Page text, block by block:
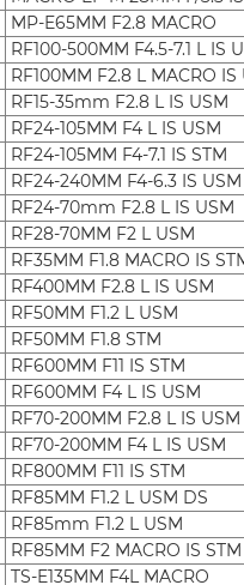
MP-E65MM F2.8 MACRO
RF100-500MM F4.5-7.1 L IS
RF100MM F2.8 L MACRO
RF15-35mm F2.8 L IS USM
RF24-105MM F4 L IS USM
RF24-105MM F4-7.1 IS STM
RF24-240MM F4-6.3 IS
RF24-70mm F2.8 L IS USM
RF28-70MM F2 L USM
RF35MM F1.8 MACRO IS
RF400MM F2.8 L IS USM
RF50MM F1.2 L USM
RF50MM F1.8 STM
RF600MM F11 IS STM
RF600MM F4 L IS USM
RF70-200MM F2.8 L IS USM
RF70-200MM F4 L IS USM
RF800MM F11 IS STM
RF85MM F1.2 L USM DS
RF85mm F1.2 L USM
RF85MM F2 MACRO IS STM
TS-E135MM F4L MACRO